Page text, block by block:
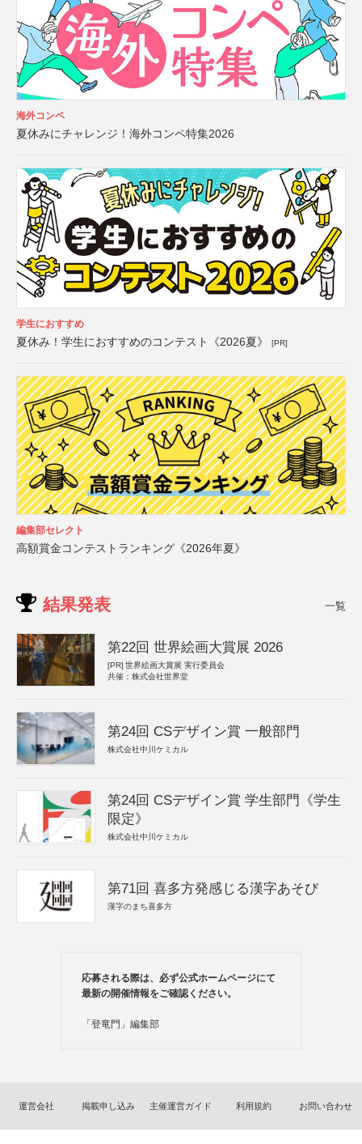
海外コンペ
夏休みにチャレンジ！海外コンペ特集2026
学生におすすめ
夏休み！学生におすすめのコンテスト《2026夏》 [PR]
編集部セレクト
高額賞金コンテストランキング《2026年夏》
結果発表 一覧
第22回 世界絵画大賞展 2026
[PR] 世界絵画大賞展 実行委員会
共催：株式会社世界堂
第24回 CSデザイン賞 一般部門
株式会社中川ケミカル
第24回 CSデザイン賞 学生部門《学生
限定》
株式会社中川ケミカル
第71回 喜多方発感じる漢字あそび
漢字のまち喜多方
応募される際は、必ず公式ホームページにて
最新の開催情報をご確認ください。
「登竜門」編集部
運営会社 掲載申し込み 主催運営ガイド 利用規約 お問い合わせ